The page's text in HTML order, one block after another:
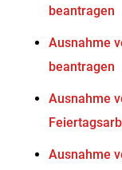
beantragen
Ausnahme
beantragen
Ausnahme
Ausnahme